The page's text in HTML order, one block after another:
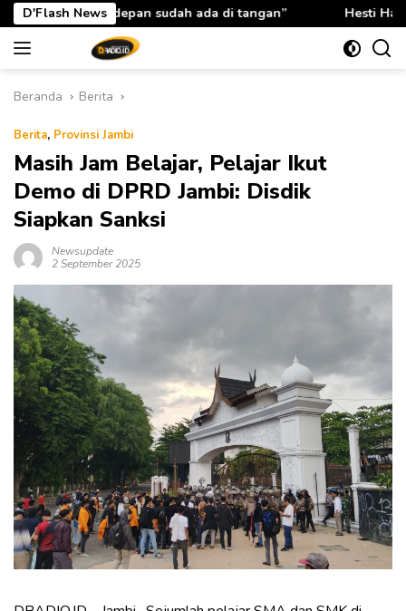
Langsung
ke
konten
D'Flash News
ada di tangan” Hesti Haris: Rabu Berkah TP PKK
Beranda Berita
Berita, Provinsi Jambi
Masih Jam Belajar, Pelajar Ikut
Demo di DPRD Jambi: Disdik
Siapkan Sanksi
Newsupdate
2 September 2025